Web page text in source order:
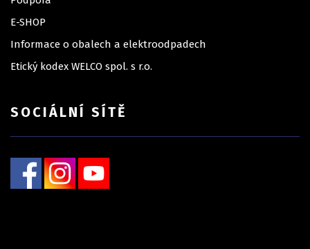
E-SHOP
Informace o obalech a elektroodpadech
Etický kodex WELCO spol. s r.o.
SOCIÁLNÍ SÍTĚ